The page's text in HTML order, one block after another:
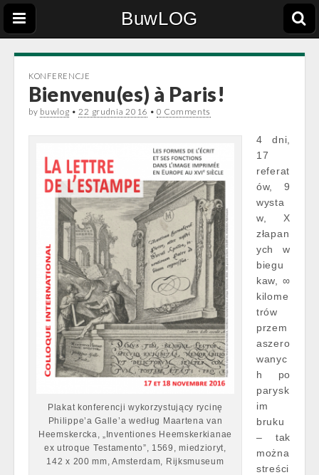
BuwLOG
KONFERENCJE
Bienvenu(es) à Paris!
by buwlog •22 grudnia 2016 •0 Comments
Plakat konferencji wykorzystujący rycinę
Philippe’a Galle’a według Maartena van
Heemskercka, „Inventiones Heemskerkianae
ex utroque Testamento”, 1569, miedzioryt,
142 x 200 mm, Amsterdam, Rijksmuseum
4 dni,
17
referat
ów, 9
wysta
w, X
złapan
ych w
biegu
kaw, ∞
kilome
trów
przem
aszero
wanyc
h po
parysk
im
bruku
– tak
można
streści